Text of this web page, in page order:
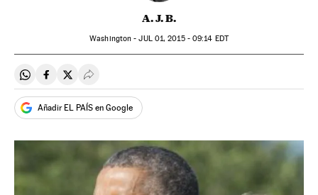
A. J. B.
Washington -JUL01, 2015 - 09:14 EDT
Compartir en Whatsapp
Compartir en Facebook
Compartir en Twitter
Desplegar Redes Sociales
Añadir EL PAÍS en Google